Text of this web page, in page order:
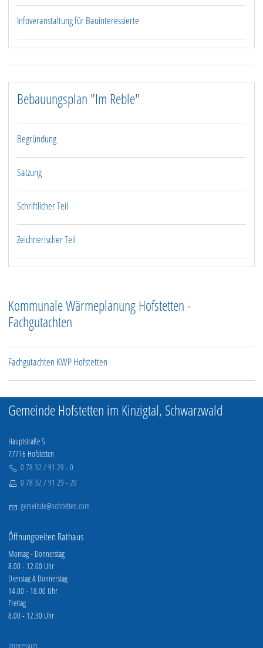
Infoveranstaltung für Bauinteressierte
Bebauungsplan "Im Reble"
Begründung
Satzung
Schriftlicher Teil
Zeichnerischer Teil
Kommunale Wärmeplanung Hofstetten -
Fachgutachten
Fachgutachten KWP Hofstetten
Gemeinde Hofstetten im Kinzigtal, Schwarzwald
Hauptstraße 5
77716 Hofstetten
0 78 32 / 91 29 - 0
0 78 32 / 91 29 - 20
g m nd h fst tt n c m
Öffnungszeiten Rathaus
Montag - Donnerstag
8.00 - 12.00 Uhr
Dienstag & Donnerstag
14.00 - 18.00 Uhr
Freitag
8.00 - 12.30 Uhr
Impressum